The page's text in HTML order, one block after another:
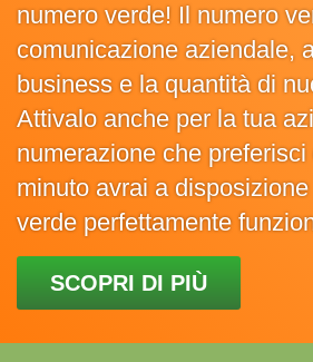
numero verde! Il numero
comunicazione aziendale,
business e la quantità di
Attivalo anche per la tua
numerazione che
minuto avrai a
verde perfettamente
SCOPRI DI PIÙ